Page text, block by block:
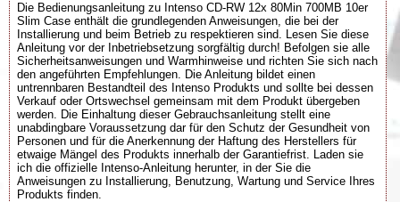
Die Bedienungsanleitung zu Intenso CD-RW 12x 80Min 700MB 10er
Slim Case enthält die grundlegenden Anweisungen, die bei der
Installierung und beim Betrieb zu respektieren sind. Lesen Sie diese
Anleitung vor der Inbetriebsetzung sorgfältig durch! Befolgen sie alle
Sicherheitsanweisungen und Warmhinweise und richten Sie sich nach
den angeführten Empfehlungen. Die Anleitung bildet einen
untrennbaren Bestandteil des Intenso Produkts und sollte bei dessen
Verkauf oder Ortswechsel gemeinsam mit dem Produkt übergeben
werden. Die Einhaltung dieser Gebrauchsanleitung stellt eine
unabdingbare Voraussetzung dar für den Schutz der Gesundheit von
Personen und für die Anerkennung der Haftung des Herstellers für
etwaige Mängel des Produkts innerhalb der Garantiefrist. Laden sie
ich die offizielle Intenso-Anleitung herunter, in der Sie die
Anweisungen zu Installierung, Benutzung, Wartung und Service Ihres
Produkts finden.